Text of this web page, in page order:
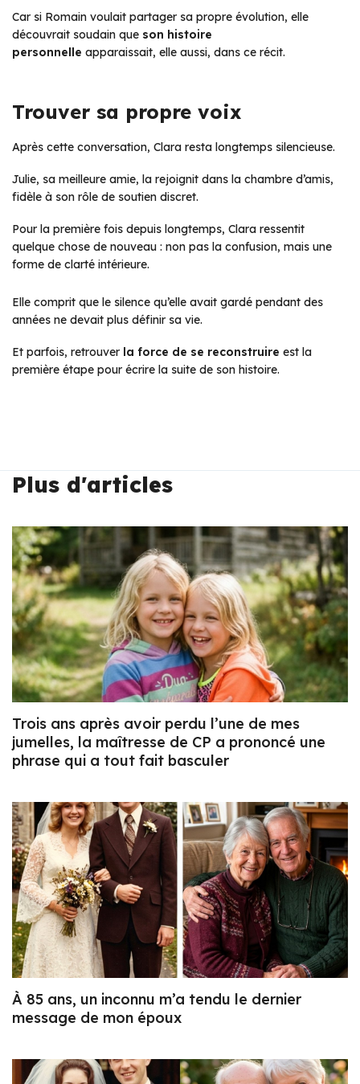
Car si Romain voulait partager sa propre évolution, elle
découvrait soudain que son histoire
personnelle apparaissait, elle aussi, dans ce récit.
Trouver sa propre voix
Après cette conversation, Clara resta longtemps silencieuse.
Julie, sa meilleure amie, la rejoignit dans la chambre d’amis,
fidèle à son rôle de soutien discret.
Pour la première fois depuis longtemps, Clara ressentit
quelque chose de nouveau : non pas la confusion, mais une
forme de clarté intérieure.
Elle comprit que le silence qu’elle avait gardé pendant des
années ne devait plus définir sa vie.
Et parfois, retrouver la force de se reconstruire est la
première étape pour écrire la suite de son histoire.
Plus d'articles
Trois ans après avoir perdu l’une de mes
jumelles, la maîtresse de CP a prononcé une
phrase qui a tout fait basculer
À 85 ans, un inconnu m’a tendu le dernier
message de mon époux